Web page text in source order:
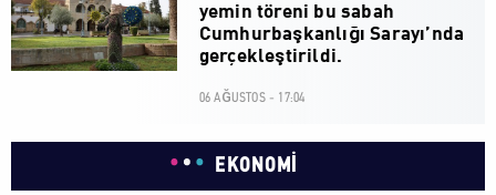
yemin töreni bu sabah
Cumhurbaşkanlığı Sarayı’nda
gerçekleştirildi.
06 AĞUSTOS - 17:04
EKONOMİ